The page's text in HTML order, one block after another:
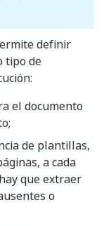
definir
tipo de
el documento
de plantillas,
a cada
que extraer
o